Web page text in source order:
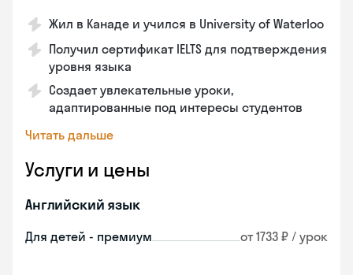
Жил в Канаде и учился в University of Waterloo
Получил сертификат IELTS для подтверждения
уровня языка
Создает увлекательные уроки,
адаптированные под интересы студентов
Читать дальше
Услуги и цены
Английский язык
Для детей - премиум от 1733 ₽ / урок